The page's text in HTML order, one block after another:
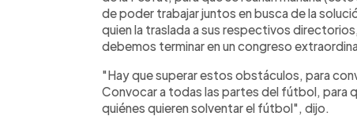
de poder trabajar juntos en busca de la
quien la traslada a sus respectivos
debemos terminar en un congreso
"Hay que superar estos obstáculos, para
Convocar a todas las partes del fútbol, para
quiénes quieren solventar el fútbol", dijo.